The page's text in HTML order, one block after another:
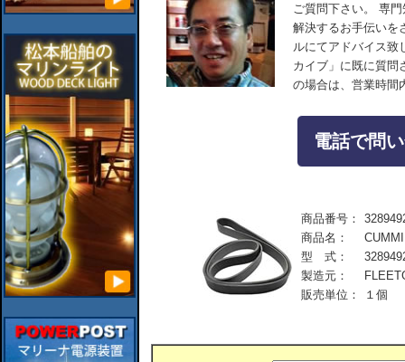
ご質問下さい。 専
解決するお手伝いを
ルにてアドバイス致
カイブ」に既に質問
の場合は、営業時間
電話で問
商品番号：
商品名：
型 式：
製造元：
販売単位：
１個